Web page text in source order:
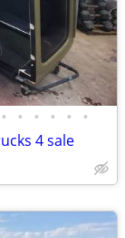
• • • • • •
4 sale